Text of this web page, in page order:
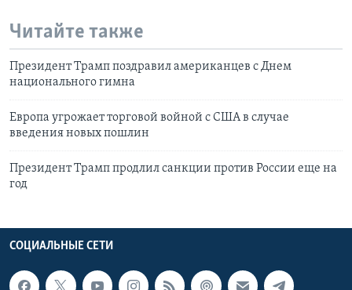
Читайте также
Президент Трамп поздравил американцев с Днем
национального гимна
Европа угрожает торговой войной с США в случае
введения новых пошлин
Президент Трамп продлил санкции против России еще на
год
СОЦИАЛЬНЫЕ СЕТИ